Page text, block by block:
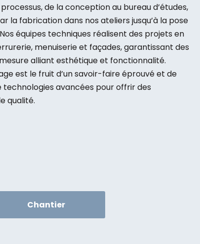
de la conception au bureau d’études,
la fabrication dans nos ateliers jusqu’à la pose
équipes techniques réalisent des projets en
menuiserie et façades, garantissant des
alliant esthétique et fonctionnalité.
est le fruit d’un savoir-faire éprouvé et de
technologies avancées pour offrir des
qualité.
Chantier